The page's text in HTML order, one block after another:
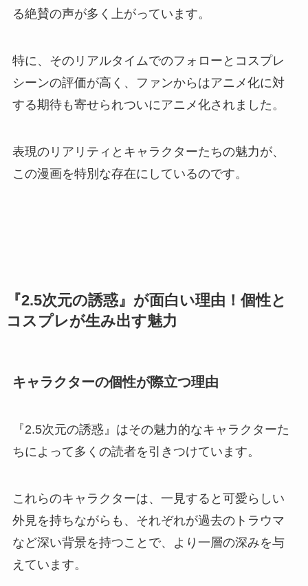
る絶賛の声が多く上がっています。
特に、そのリアルタイムでのフォローとコスプレ
シーンの評価が高く、ファンからはアニメ化に対
する期待も寄せられついにアニメ化されました。
表現のリアリティとキャラクターたちの魅力が、
この漫画を特別な存在にしているのです。
『2.5次元の誘惑』が面白い理由！個性と
コスプレが生み出す魅力
キャラクターの個性が際立つ理由
『2.5次元の誘惑』はその魅力的なキャラクターた
ちによって多くの読者を引きつけています。
これらのキャラクターは、一見すると可愛らしい
外見を持ちながらも、それぞれが過去のトラウマ
など深い背景を持つことで、より一層の深みを与
えています。